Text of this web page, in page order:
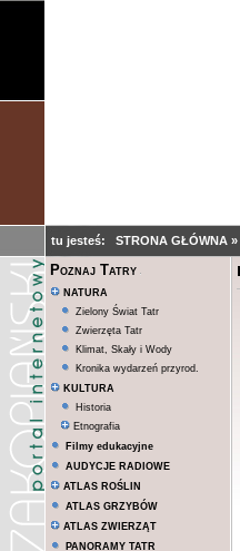
tu jesteś: STRONA GŁÓWNA »
Poznaj Tatry
NATURA
Zielony Świat Tatr
Zwierzęta Tatr
Klimat, Skały i Wody
Kronika wydarzeń przyrod.
KULTURA
Historia
Etnografia
Filmy edukacyjne
AUDYCJE RADIOWE
ATLAS ROŚLIN
ATLAS GRZYBÓW
ATLAS ZWIERZĄT
PANORAMY TATR